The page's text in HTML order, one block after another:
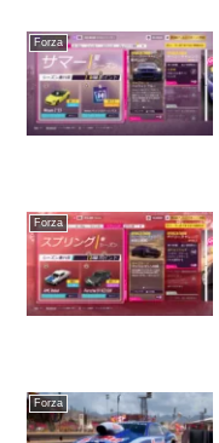
Forza
Forza
Forza